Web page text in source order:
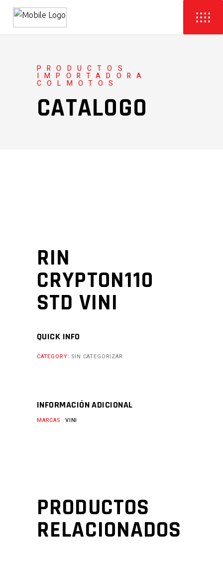
PRODUCTOS
IMPORTADORA
COLMOTOS
CATALOGO
RIN
CRYPTON110
STD VINI
QUICK INFO
CATEGORY: SIN CATEGORIZAR
INFORMACIÓN ADICIONAL
MARCAS VINI
PRODUCTOS
RELACIONADOS